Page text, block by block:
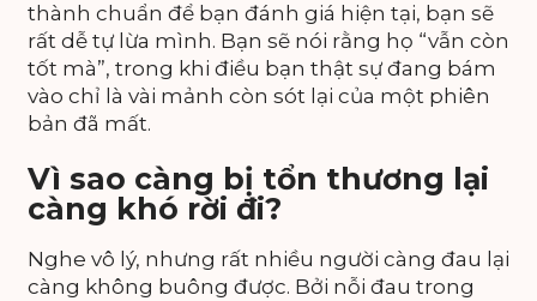
thành chuẩn để bạn đánh giá hiện tại, bạn sẽ
rất dễ tự lừa mình. Bạn sẽ nói rằng họ “vẫn còn
tốt mà”, trong khi điều bạn thật sự đang bám
vào chỉ là vài mảnh còn sót lại của một phiên
bản đã mất.
Vì sao càng bị tổn thương lại
càng khó rời đi?
Nghe vô lý, nhưng rất nhiều người càng đau lại
càng không buông được. Bởi nỗi đau trong